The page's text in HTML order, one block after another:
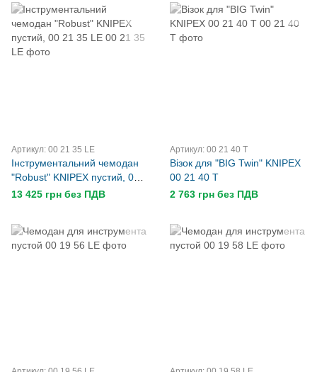
Артикул: 00 21 35 LE
Інструментальний чемодан
"Robust" KNIPEX пустий, 00
21 35 LE
13 425 грн без ПДВ
Артикул: 00 21 40 T
Візок для "BIG Twin" KNIPEX
00 21 40 T
2 763 грн без ПДВ